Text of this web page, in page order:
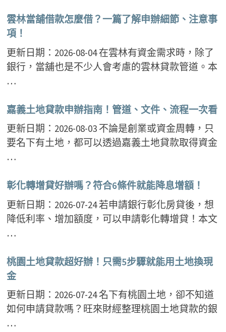
雲林當舖借款怎麼借？一篇了解申辦細節、注意事
項！
更新日期：2026-08-04 在雲林有資金需求時，除了
銀行，當舖也是不少人會考慮的雲林貸款管道。本
…
嘉義土地貸款申辦指南！管道、文件、流程一次看
更新日期：2026-08-03 不論是創業或資金周轉，只
要名下有土地，都可以透過嘉義土地貸款取得資金
…
彰化轉增貸好辦嗎？符合6條件就能降息增額！
更新日期：2026-07-24 若申請銀行彰化房貸後，想
降低利率、增加額度，可以申請彰化轉增貸！本文
…
桃園土地貸款超好辦！只需5步驟就能用土地換現
金
更新日期：2026-07-24 名下有桃園土地，卻不知道
如何申請貸款嗎？旺來財經整理桃園土地貸款的銀
…